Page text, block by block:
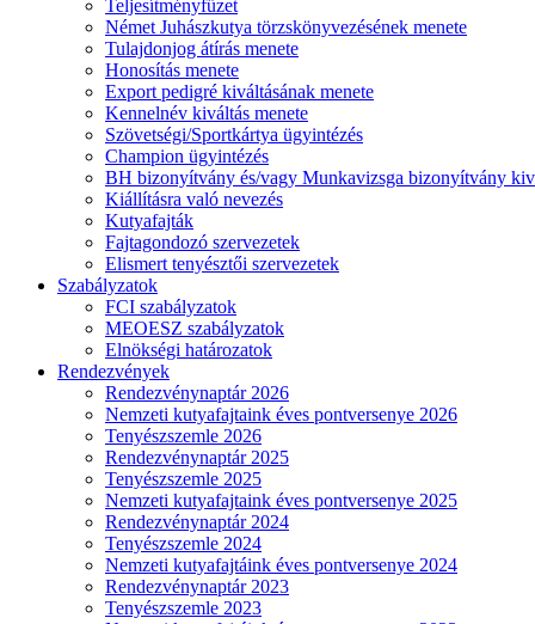
Teljesítményfűzet
Német Juhászkutya törzskönyvezésének menete
Tulajdonjog átírás menete
Honosítás menete
Export pedigré kiváltásának menete
Kennelnév kiváltás menete
Szövetségi/Sportkártya ügyintézés
Champion ügyintézés
BH bizonyítvány és/vagy Munkavizsga bizonyítvány
Kiállításra való nevezés
Kutyafajták
Fajtagondozó szervezetek
Elismert tenyésztői szervezetek
Szabályzatok
FCI szabályzatok
MEOESZ szabályzatok
Elnökségi határozatok
Rendezvények
Rendezvénynaptár 2026
Nemzeti kutyafajtaink éves pontversenye 2026
Tenyészszemle 2026
Rendezvénynaptár 2025
Tenyészszemle 2025
Nemzeti kutyafajtaink éves pontversenye 2025
Rendezvénynaptár 2024
Tenyészszemle 2024
Nemzeti kutyafajtáink éves pontversenye 2024
Rendezvénynaptár 2023
Tenyészszemle 2023